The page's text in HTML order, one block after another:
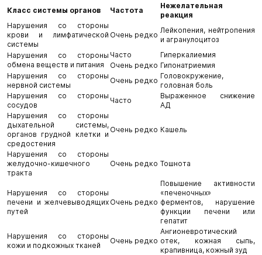
Класс системы органов
Частота
Нежелательная
реакция
Нарушения со стороны
крови и лимфатической
системы
Очень редко
Лейкопения, нейтропения
и агранулоцитоз
Нарушения со стороны
обмена веществ и питания
Часто
Гиперкалиемия
Очень редко Гипонатриемия
Нарушения со стороны
нервной системы
Очень редко
Головокружение,
головная боль
Нарушения со стороны
сосудов
Часто
Выраженное снижение
АД
Нарушения со стороны
дыхательной системы,
органов грудной клетки и
средостения
Очень редко Кашель
Нарушения со стороны
желудочно-кишечного
тракта
Очень редко Тошнота
Нарушения со стороны
печени и желчевыводящих
путей
Очень редко
Повышение активности
«печеночных»
ферментов, нарушение
функции печени или
гепатит
Нарушения со стороны
кожи и подкожных тканей
Очень редко
Ангионевротический
отек, кожная сыпь,
крапивница, кожный зуд